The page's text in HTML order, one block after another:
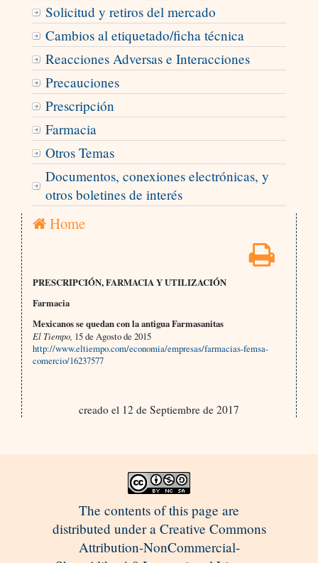
Solicitud y retiros del mercado
Cambios al etiquetado/ficha técnica
Reacciones Adversas e Interacciones
Precauciones
Prescripción
Farmacia
Otros Temas
Documentos, conexiones electrónicas, y
otros boletines de interés
Home
PRESCRIPCIÓN, FARMACIA Y UTILIZACIÓN
Farmacia
Mexicanos se quedan con la antigua Farmasanitas
El Tiempo, 15 de Agosto de 2015
http://www.eltiempo.com/economia/empresas/farmacias-femsa-
comercio/16237577
creado el 12 de Septiembre de 2017
The contents of this page are
distributed under a Creative Commons
Attribution-NonCommercial-